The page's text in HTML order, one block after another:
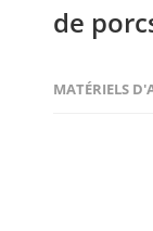
de
MATÉRIELS